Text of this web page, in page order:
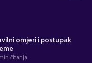
omjeri i postupak
čitanja